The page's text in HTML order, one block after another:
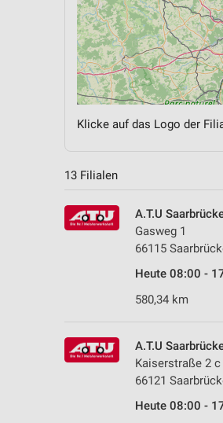
Klicke auf das Logo der
13 Filialen
A.T.U
Gasweg 1
66115
Heute 08:00 -
580,34 km
A.T.U
Kaiserstraße 2 c
66121
Heute 08:00 -